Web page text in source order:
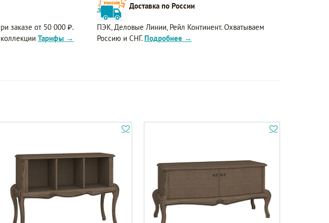
заказе от 50 000 ₽.
коллекцииТарифы →
Доставка по России
ПЭК, Деловые Линии, Рейл Континент. Охватываем
Россию и СНГ. Подробнее →